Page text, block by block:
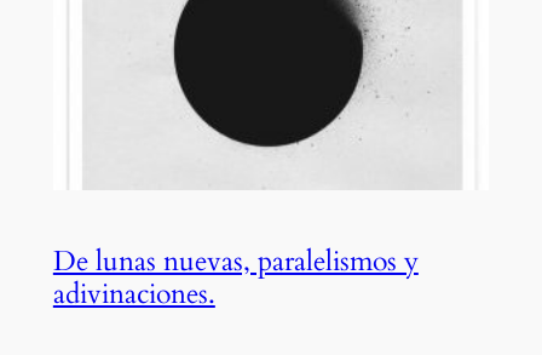
De lunas nuevas, paralelismos y
adivinaciones.